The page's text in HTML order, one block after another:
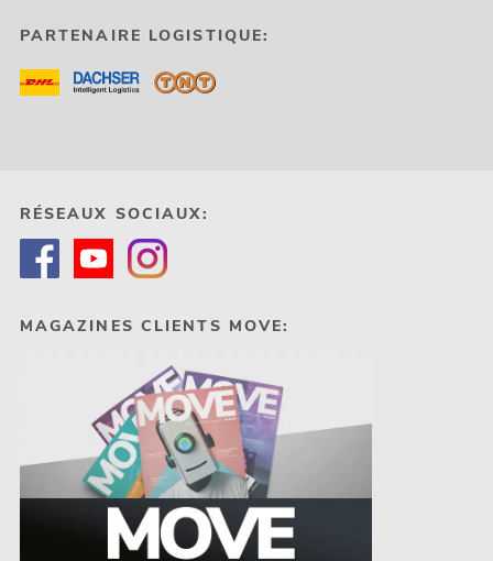
PARTENAIRE LOGISTIQUE:
RÉSEAUX SOCIAUX:
MAGAZINES CLIENTS MOVE: